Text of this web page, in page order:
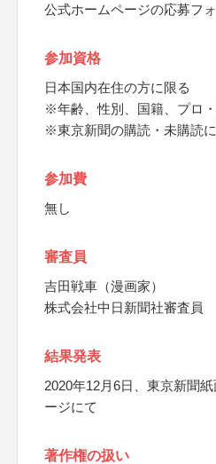
公式ホームページの応募フ
参加資格
日本国内在住の方に限る
※年齢、性別、国籍、プロ
※東京新聞の購読・未購読
参加費
無し
審査員
吉田戦車（漫画家）
株式会社中日新聞社審査員
結果発表
2020年12月6日、東京新聞
ージにて
著作権の扱い